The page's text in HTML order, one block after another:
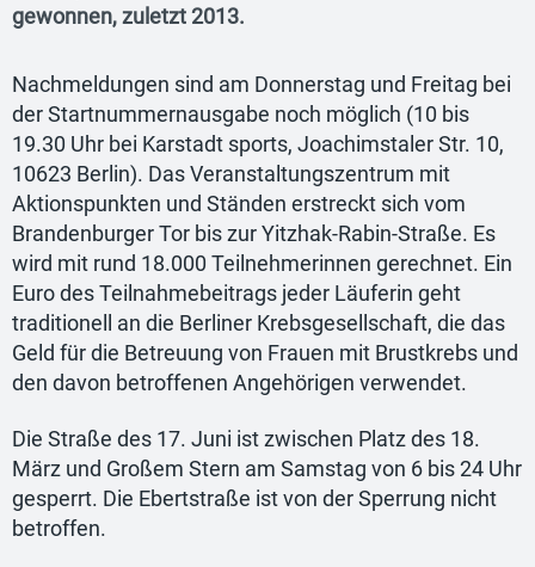
gewonnen, zuletzt 2013.
Nachmeldungen sind am Donnerstag und Freitag bei
der Startnummernausgabe noch möglich (10 bis
19.30 Uhr bei Karstadt sports, Joachimstaler Str. 10,
10623 Berlin). Das Veranstaltungszentrum mit
Aktionspunkten und Ständen erstreckt sich vom
Brandenburger Tor bis zur Yitzhak-Rabin-Straße. Es
wird mit rund 18.000 Teilnehmerinnen gerechnet. Ein
Euro des Teilnahmebeitrags jeder Läuferin geht
traditionell an die Berliner Krebsgesellschaft, die das
Geld für die Betreuung von Frauen mit Brustkrebs und
den davon betroffenen Angehörigen verwendet.
Die Straße des 17. Juni ist zwischen Platz des 18.
März und Großem Stern am Samstag von 6 bis 24 Uhr
gesperrt. Die Ebertstraße ist von der Sperrung nicht
betroffen.